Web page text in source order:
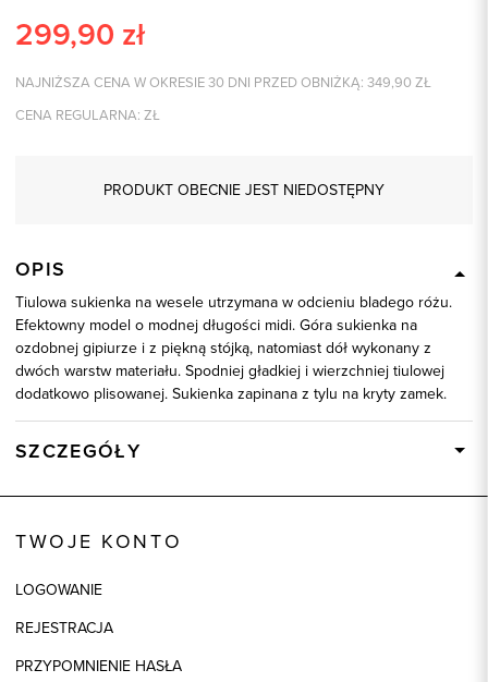
299,90 zł
NAJNIŻSZA CENA W OKRESIE 30 DNI PRZED OBNIŻKĄ: 349,90 ZŁ
CENA REGULARNA: ZŁ
PRODUKT OBECNIE JEST NIEDOSTĘPNY
OPIS
Tiulowa sukienka na wesele utrzymana w odcieniu bladego różu.
Efektowny model o modnej długości midi. Góra sukienka na
ozdobnej gipiurze i z piękną stójką, natomiast dół wykonany z
dwóch warstw materiału. Spodniej gładkiej i wierzchniej tiulowej
dodatkowo plisowanej. Sukienka zapinana z tylu na kryty zamek.
SZCZEGÓŁY
Skład tkaniny
Model
TWOJE KONTO
LOGOWANIE
REJESTRACJA
PRZYPOMNIENIE HASŁA